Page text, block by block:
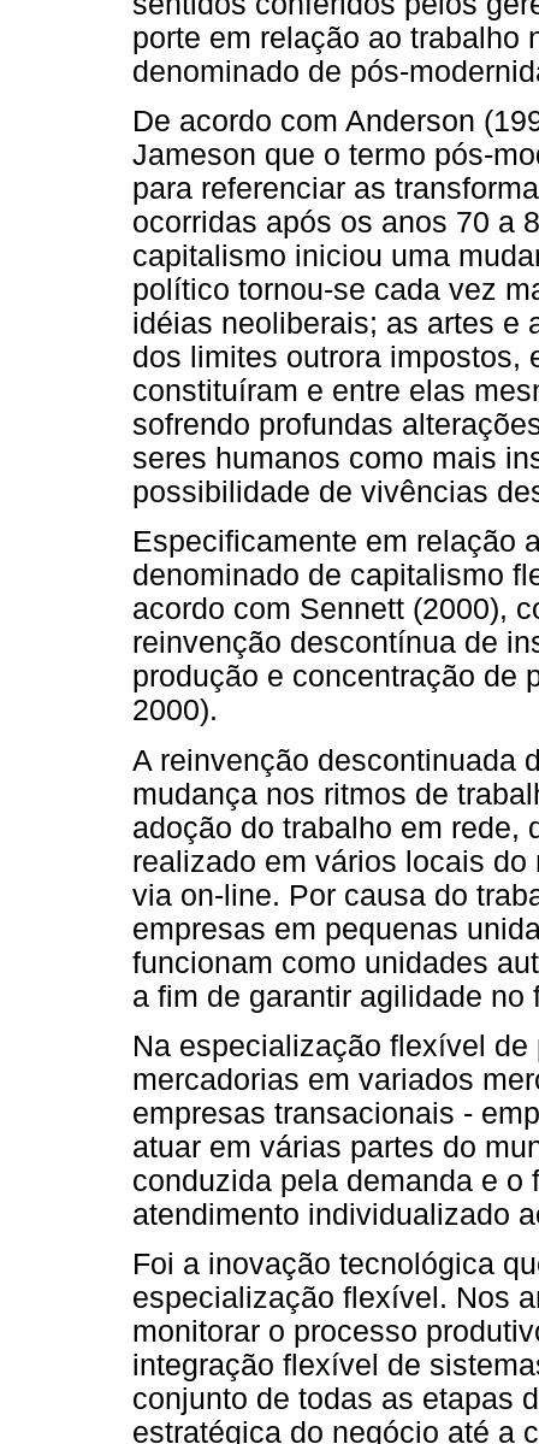
porte em relação ao trabalho
denominado de pós-
De acordo com Anderson
Jameson que o termo pós-
para referenciar as
ocorridas após os anos 70 a
capitalismo iniciou uma
político tornou-se cada vez
idéias neoliberais; as artes e
dos limites outrora impostos,
constituíram e entre elas
sofrendo profundas
seres humanos como mais
possibilidade de vivências
Especificamente em relação
denominado de capitalismo
acordo com Sennett (2000),
reinvenção descontínua de
produção e concentração de
2000).
A reinvenção descontinuada
mudança nos ritmos de
adoção do trabalho em rede,
realizado em vários locais
via on-line. Por causa do
empresas em pequenas
funcionam como unidades
a fim de garantir agilidade
Na especialização flexível
mercadorias em variados
empresas transacionais -
atuar em várias partes do
conduzida pela demanda e
atendimento individualizado
Foi a inovação tecnológica
especialização flexível. Nos
monitorar o processo
integração flexível de
conjunto de todas as etapas
estratégica do negócio até a